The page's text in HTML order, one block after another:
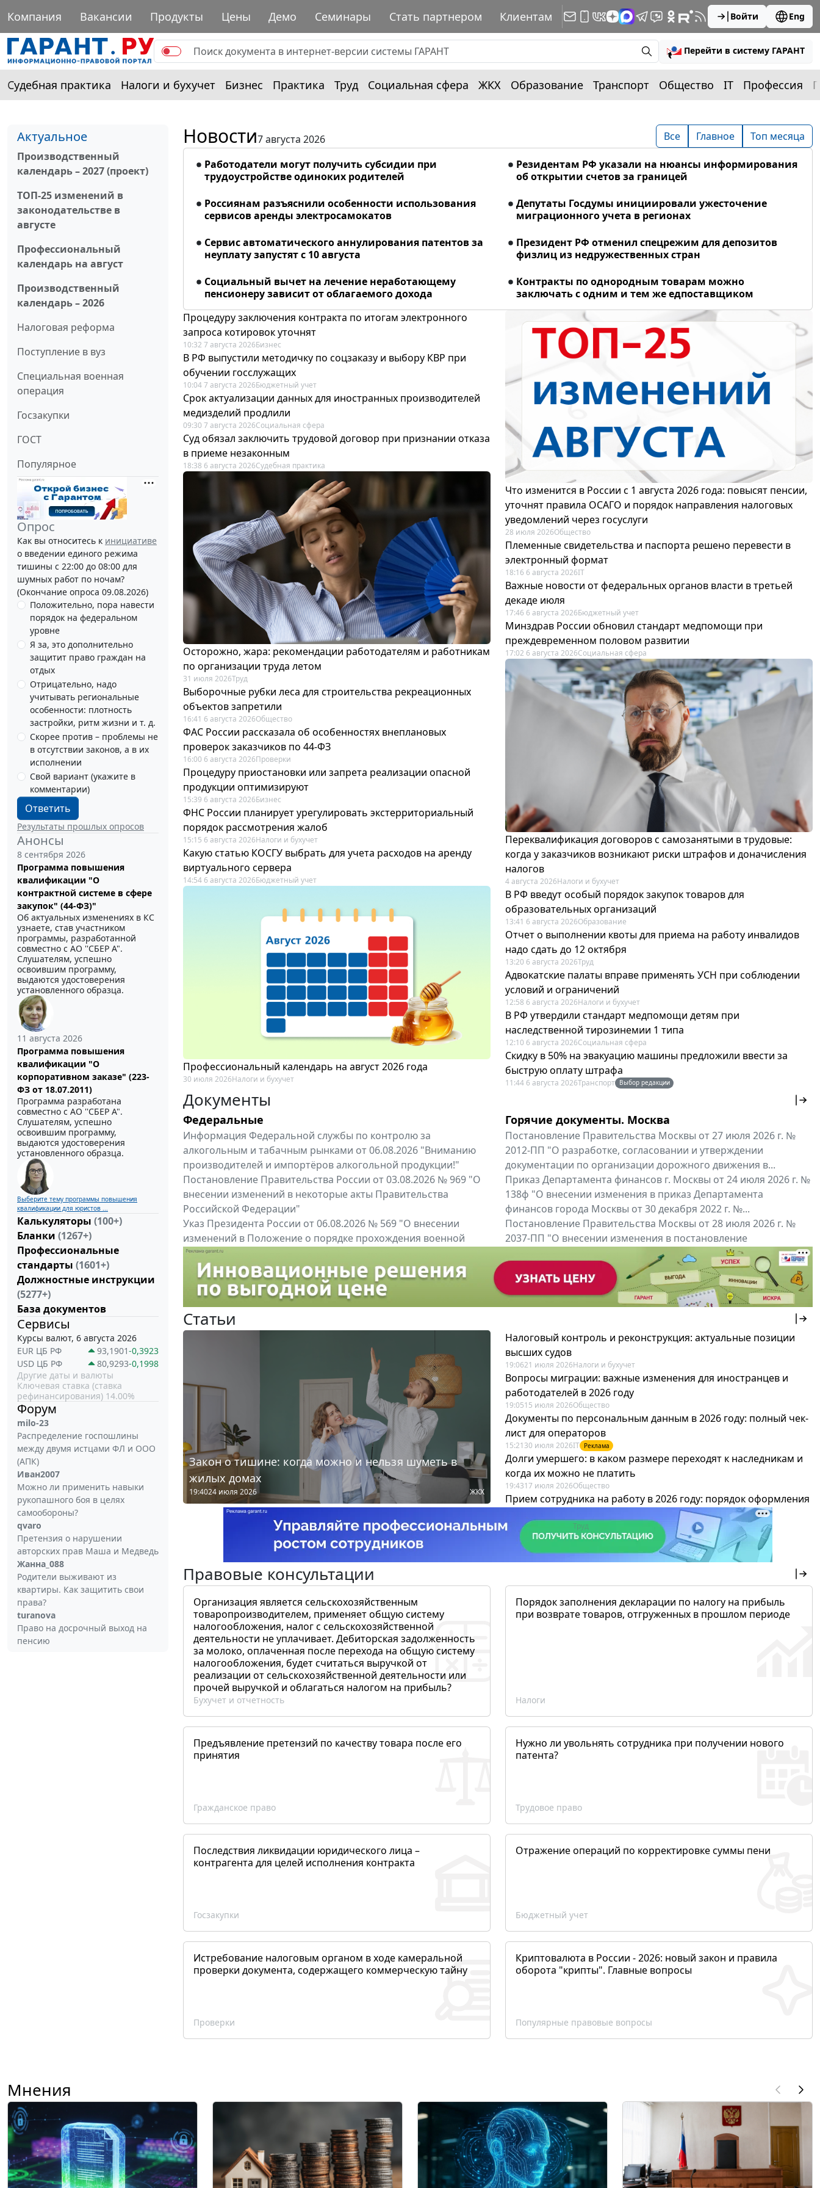
Компания Вакансии Продукты Цены Демо Семинары Стать партнером Клиентам Войти Eng
Перейти в систему ГАРАНТ
Судебная практика Налоги и бухучет Бизнес Практика Труд Социальная сфера ЖКХ Образование Транспорт Общество IT Профессия
Актуальное
Производственный
календарь – 2027 (проект)
ТОП-25 изменений в
законодательстве в
августе
Профессиональный
календарь на август
Производственный
календарь – 2026
Налоговая реформа
Поступление в вуз
Специальная военная
операция
Госзакупки
ГОСТ
Популярное
Опрос
Как вы относитесь к инициативе
о введении единого режима
тишины с 22:00 до 08:00 для
шумных работ по ночам?
(Окончание опроса 09.08.2026)
Положительно, пора навести
порядок на федеральном
уровне
Я за, это дополнительно
защитит право граждан на
отдых
Отрицательно, надо
учитывать региональные
особенности: плотность
застройки, ритм жизни и т. д.
Скорее против – проблемы не
в отсутствии законов, а в их
исполнении
Свой вариант (укажите в
комментарии)
Ответить
Результаты прошлых опросов
Анонсы
8 сентября 2026
Программа повышения
квалификации "О
контрактной системе в сфере
закупок" (44-ФЗ)"
Об актуальных изменениях в КС
узнаете, став участником
программы, разработанной
совместно с АО ''СБЕР А".
Слушателям, успешно
освоившим программу,
выдаются удостоверения
установленного образца.
11 августа 2026
Программа повышения
квалификации "О
корпоративном заказе" (223-
ФЗ от 18.07.2011)
Программа разработана
совместно с АО ''СБЕР А".
Слушателям, успешно
освоившим программу,
выдаются удостоверения
установленного образца.
Выберите тему программы повышения
квалификации для юристов ...
Калькуляторы (100+)
Бланки (1267+)
Профессиональные
стандарты (1601+)
Должностные инструкции
(5277+)
База документов
Сервисы
Курсы валют, 6 августа 2026
EUR ЦБ РФ
93,1901-0,3923
USD ЦБ РФ
80,9293-0,1998
Другие даты и валюты
Ключевая ставка (ставка
рефинансирования) 14.00%
Форум
milo-23
Распределение госпошлины
между двумя истцами ФЛ и ООО
(АПК)
Иван2007
Можно ли применить навыки
рукопашного боя в целях
самообороны?
qvaro
Претензия о нарушении
авторских прав Маша и Медведь
Жанна_088
Родители выживают из
квартиры. Как защитить свои
права?
turanova
Право на досрочный выход на
пенсию
Новости7 августа 2026 Все Главное Топ месяца
Работодатели могут получить субсидии при
трудоустройстве одиноких родителей
Резидентам РФ указали на нюансы информирования
об открытии счетов за границей
Россиянам разъяснили особенности использования
сервисов аренды электросамокатов
Депутаты Госдумы инициировали ужесточение
миграционного учета в регионах
Сервис автоматического аннулирования патентов за
неуплату запустят с 10 августа
Президент РФ отменил спецрежим для депозитов
физлиц из недружественных стран
Социальный вычет на лечение неработающему
пенсионеру зависит от облагаемого дохода
Контракты по однородным товарам можно
заключать с одним и тем же едпоставщиком
Процедуру заключения контракта по итогам электронного
запроса котировок уточнят
10:32 7 августа 2026Бизнес
В РФ выпустили методичку по соцзаказу и выбору КВР при
обучении госслужащих
10:04 7 августа 2026Бюджетный учет
Срок актуализации данных для иностранных производителей
медизделий продлили
09:30 7 августа 2026Социальная сфера
Суд обязал заключить трудовой договор при признании отказа
в приеме незаконным
18:38 6 августа 2026Судебная практика
Осторожно, жара: рекомендации работодателям и работникам
по организации труда летом
31 июля 2026Труд
Выборочные рубки леса для строительства рекреационных
объектов запретили
16:41 6 августа 2026Общество
ФАС России рассказала об особенностях внеплановых
проверок заказчиков по 44-ФЗ
16:00 6 августа 2026Проверки
Процедуру приостановки или запрета реализации опасной
продукции оптимизируют
15:39 6 августа 2026Бизнес
ФНС России планирует урегулировать экстерриториальный
порядок рассмотрения жалоб
15:15 6 августа 2026Налоги и бухучет
Какую статью КОСГУ выбрать для учета расходов на аренду
виртуального сервера
14:54 6 августа 2026Бюджетный учет
Профессиональный календарь на август 2026 года
30 июля 2026Налоги и бухучет
Что изменится в России с 1 августа 2026 года: повысят пенсии,
уточнят правила ОСАГО и порядок направления налоговых
уведомлений через госуслуги
28 июля 2026Общество
Племенные свидетельства и паспорта решено перевести в
электронный формат
18:16 6 августа 2026IT
Важные новости от федеральных органов власти в третьей
декаде июля
17:46 6 августа 2026Бюджетный учет
Минздрав России обновил стандарт медпомощи при
преждевременном половом развитии
17:02 6 августа 2026Социальная сфера
Переквалификация договоров с самозанятыми в трудовые:
когда у заказчиков возникают риски штрафов и доначисления
налогов
4 августа 2026Налоги и бухучет
В РФ введут особый порядок закупок товаров для
образовательных организаций
13:41 6 августа 2026Образование
Отчет о выполнении квоты для приема на работу инвалидов
надо сдать до 12 октября
13:20 6 августа 2026Труд
Адвокатские палаты вправе применять УСН при соблюдении
условий и ограничений
12:58 6 августа 2026Налоги и бухучет
В РФ утвердили стандарт медпомощи детям при
наследственной тирозинемии 1 типа
12:10 6 августа 2026Социальная сфера
Скидку в 50% на эвакуацию машины предложили ввести за
быструю оплату штрафа
11:44 6 августа 2026Транспорт Выбор редакции
Документы
Федеральные
Информация Федеральной службы по контролю за
алкогольным и табачным рынками от 06.08.2026 "Вниманию
производителей и импортёров алкогольной продукции!"
Постановление Правительства России от 03.08.2026 № 969 "О
внесении изменений в некоторые акты Правительства
Российской Федерации"
Указ Президента России от 06.08.2026 № 569 "О внесении
изменений в Положение о порядке прохождения военной
службы, утвержденное Указом Президента Российской...
Все федеральные документы
Горячие документы. Москва
Постановление Правительства Москвы от 27 июля 2026 г. №
2012-ПП "О разработке, согласовании и утверждении
документации по организации дорожного движения в...
Приказ Департамента финансов г. Москвы от 24 июля 2026 г. №
138ф "О внесении изменения в приказ Департамента
финансов города Москвы от 30 декабря 2022 г. №...
Постановление Правительства Москвы от 28 июля 2026 г. №
2037-ПП "О внесении изменения в постановление
Правительства Москвы от 26 июля 2011 г. № 334-ПП"
Все региональные документы Мой регион ...
Статьи
Закон о тишине: когда можно и нельзя шуметь в
жилых домах
19:4024 июля 2026 ЖКХ
Налоговый контроль и реконструкция: актуальные позиции
высших судов
19:0621 июля 2026Налоги и бухучет
Вопросы миграции: важные изменения для иностранцев и
работодателей в 2026 году
19:0515 июля 2026Общество
Документы по персональным данным в 2026 году: полный чек-
лист для операторов
15:21 30 июля 2026IT Реклама
Долги умершего: в каком размере переходят к наследникам и
когда их можно не платить
19:4317 июля 2026Общество
Прием сотрудника на работу в 2026 году: порядок оформления
12:2822 июля 2026 Труд
Правовые консультации
Организация является сельскохозяйственным
товаропроизводителем, применяет общую систему
налогообложения, налог с сельскохозяйственной
деятельности не уплачивает. Дебиторская задолженность
за молоко, оплаченная после перехода на общую систему
налогообложения, будет считаться выручкой от
реализации от сельскохозяйственной деятельности или
прочей выручкой и облагаться налогом на прибыль?
Бухучет и отчетность
Порядок заполнения декларации по налогу на прибыль
при возврате товаров, отгруженных в прошлом периоде
Налоги
Предъявление претензий по качеству товара после его
принятия
Гражданское право
Нужно ли увольнять сотрудника при получении нового
патента?
Трудовое право
Последствия ликвидации юридического лица –
контрагента для целей исполнения контракта
Госзакупки
Отражение операций по корректировке суммы пени
Бюджетный учет
Истребование налоговым органом в ходе камеральной
проверки документа, содержащего коммерческую тайну
Проверки
Криптовалюта в России - 2026: новый закон и правила
оборота "крипты". Главные вопросы
Популярные правовые вопросы
Мнения